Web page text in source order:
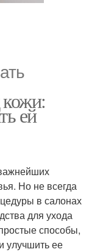
ей
Но не всегда
в салонах
для ухода
способы,
улучшить ее